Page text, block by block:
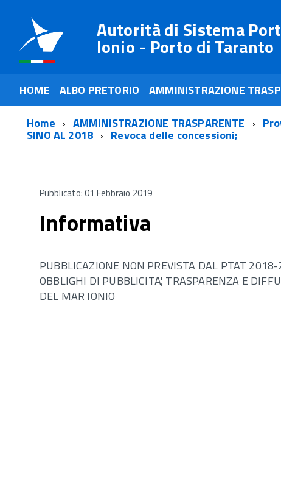
Autorità di Sistema
Ionio - Porto di Taranto
HOME ALBO PRETORIO AMMINISTRAZIONE
Home
AMMINISTRAZIONE TRASPARENTE
SINO AL 2018 Revoca delle concessioni;
Pubblicato: 01 Febbraio 2019
Informativa
PUBBLICAZIONE NON PREVISTA DAL PTAT
OBBLIGHI DI PUBBLICITA', TRASPARENZA E
DEL MAR IONIO